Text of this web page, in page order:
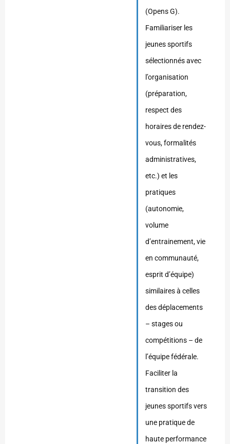
(Opens G).
Familiariser les
jeunes sportifs
sélectionnés avec
l’organisation
(préparation,
respect des
horaires de rendez-
vous, formalités
administratives,
etc.) et les
pratiques
(autonomie,
volume
d’entrainement, vie
en communauté,
esprit d’équipe)
similaires à celles
des déplacements
– stages ou
compétitions – de
l’équipe fédérale.
Faciliter la
transition des
jeunes sportifs vers
une pratique de
haute performance